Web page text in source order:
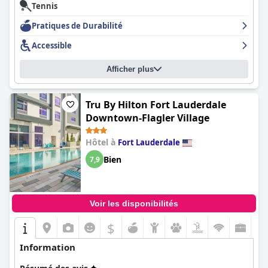
Tennis
Pratiques de Durabilité
Accessible
Afficher plus
Tru By Hilton Fort Lauderdale
Downtown-Flagler Village
Hôtel à Fort Lauderdale
7,9 Bien
Voir les disponibilités
$
Information